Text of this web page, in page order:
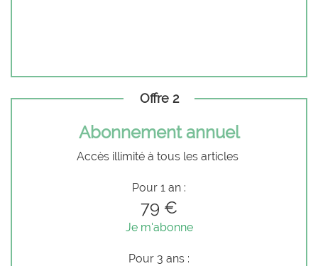
Offre 2
Abonnement annuel
Accès illimité à tous les articles
Pour 1 an :
79 €
Je m'abonne
Pour 3 ans :